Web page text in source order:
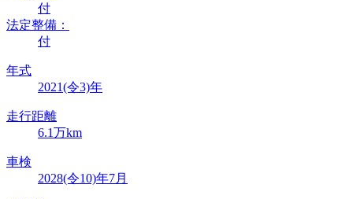
付
法定整備：
付
年式
2021(令3)年
走行距離
6.1万km
車検
2028(令10)年7月